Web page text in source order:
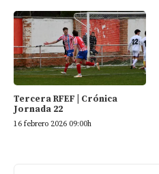
Tercera RFEF | Crónica
Jornada 22
16 febrero 2026 09:00h